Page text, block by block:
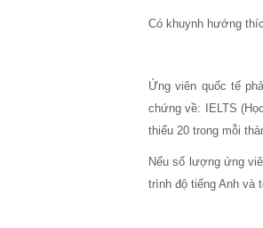
Có khuynh hướng
Ứng viên quốc tế
chứng về: IELTS
thiểu 20 trong mỗi
Nếu số lượng ứng
trình độ tiếng Anh và